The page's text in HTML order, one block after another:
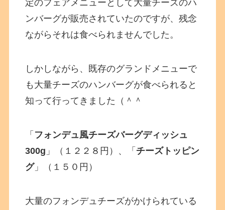
定のフェアメニューとして大量チーズのハ
ンバーグが販売されていたのですが、残念
ながらそれは食べられませんでした。
しかしながら、既存のグランドメニューで
も大量チーズのハンバーグが食べられると
知って行ってきました（＾＾
「 フォンデュ風チーズバーグディッシュ
300g 」（１２２８円）、「 チーズトッピン
グ」（１５０円）
大量のフォンデュチーズがかけられている